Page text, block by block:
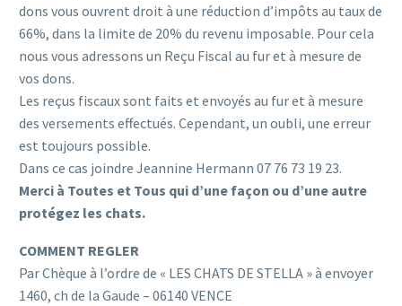
dons vous ouvrent droit à une réduction d’impôts au taux de
66%, dans la limite de 20% du revenu imposable. Pour cela
nous vous adressons un Reçu Fiscal au fur et à mesure de
vos dons.
Les reçus fiscaux sont faits et envoyés au fur et à mesure
des versements effectués. Cependant, un oubli, une erreur
est toujours possible.
Dans ce cas joindre Jeannine Hermann 07 76 73 19 23.
Merci à Toutes et Tous qui d’une façon ou d’une autre
protégez les chats.
COMMENT REGLER
Par Chèque à l’ordre de « LES CHATS DE STELLA » à envoyer
1460, ch de la Gaude – 06140 VENCE